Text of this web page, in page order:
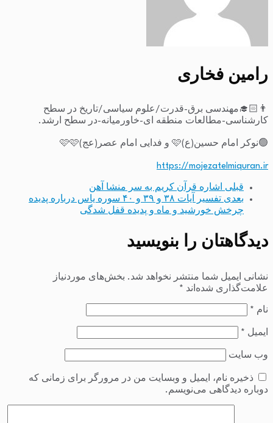
رامین فخاری
👨🏻‍🎓مهندسی برق-قدرت/علوم سیاسی/تاریخ در سطح
کارشناسی-مطالعات منطقه ای-خاورمیانه-در سطح ارشد.
🟢نوکر امام حسین(ع)🩷 و فدایی امام عصر(عج)🩷🩷
https://mojezatelmiquran.ir
قبلی اشاره قرآن کریم به سر منشا آهن
بعدی
تفسیر آیات ۳۸ و ۳۹ و ۴۰ سوره یاس درباره پدیده
چرخش خورشید و ماه و پدیده قفل شدگی
دیدگاهتان را بنویسید
نشانی ایمیل شما منتشر نخواهد شد. بخش‌های موردنیاز
علامت‌گذاری شده‌اند *
نام *
ایمیل *
وب‌ سایت
ذخیره نام، ایمیل و وبسایت من در مرورگر برای زمانی که
دوباره دیدگاهی می‌نویسم.